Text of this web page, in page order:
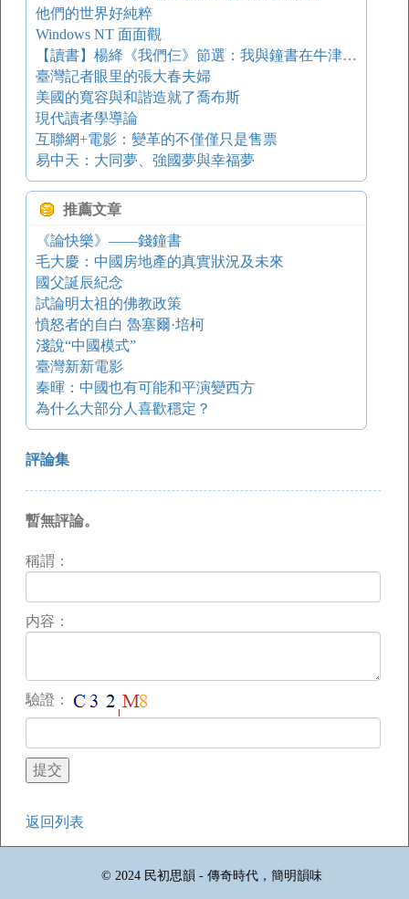
他們的世界好純粹
Windows NT 面面觀
【讀書】楊絳《我們仨》節選：我與鐘書在牛津的日常
臺灣記者眼里的張大春夫婦
美國的寬容與和諧造就了喬布斯
現代讀者學導論
互聯網+電影：變革的不僅僅只是售票
易中天：大同夢、強國夢與幸福夢
推薦文章
《論快樂》——錢鐘書
毛大慶：中國房地產的真實狀況及未來
國父誕辰紀念
試論明太祖的佛教政策
憤怒者的自白 魯塞爾·培柯
淺說“中國模式”
臺灣新新電影
秦暉：中國也有可能和平演變西方
為什么大部分人喜歡穩定？
評論集
暫無評論。
稱謂：
内容：
驗證：
返回列表
© 2024 民初思韻 - 傳奇時代，簡明韻味